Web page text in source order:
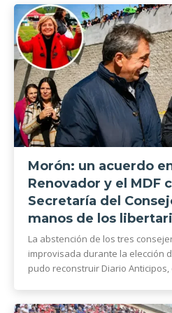
Morón: un acuerdo
Renovador y el MDF
Secretaría del
manos de los
La abstención de los tres
improvisada durante la elección
pudo reconstruir Diario Anticipos,